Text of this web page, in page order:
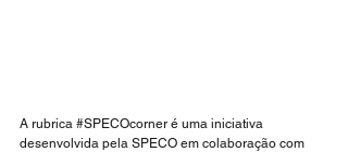
A rubrica #SPECOcorner é uma iniciativa
desenvolvida pela SPECO em colaboração com